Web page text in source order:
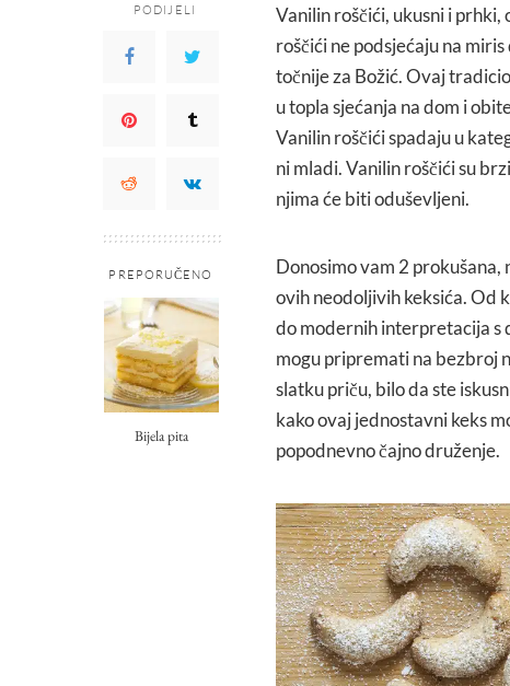
PODIJELI
PREPORUČENO
Bijela pita
Vanilin roščići, ukusni i
roščići ne podsjećaju na
točnije za Božić. Ovaj
u topla sjećanja na dom i
Vanilin roščići spadaju u
ni mladi. Vanilin roščići su
njima će biti oduševljeni.
Donosimo vam 2
ovih neodoljivih keksića. Od
do modernih interpretacija s
mogu pripremati na bezbroj
slatku priču, bilo da ste
kako ovaj jednostavni keks
popodnevno čajno druženje.